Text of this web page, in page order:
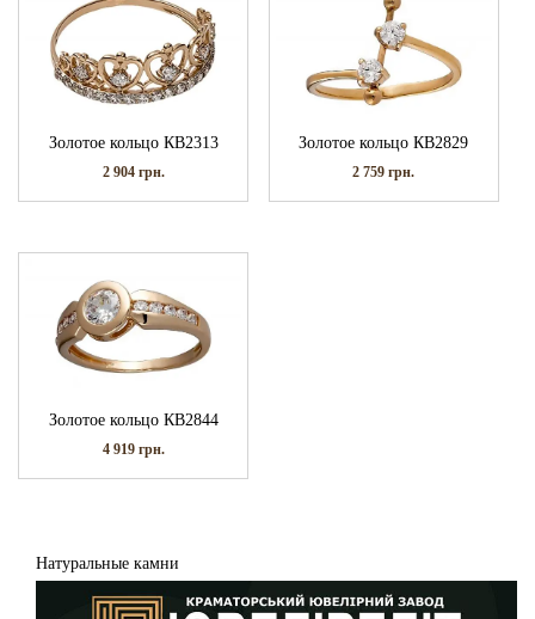
Золотое кольцо КВ2313
2 904 грн.
Золотое кольцо КВ2829
2 759грн.
Золотое кольцо КВ2844
4 919 грн.
Натуральные камни